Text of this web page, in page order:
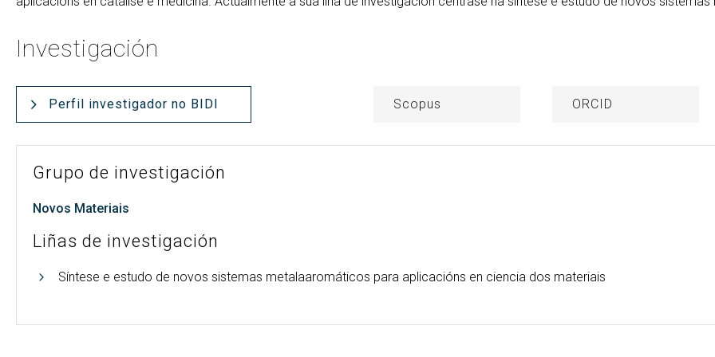
Investigación
Perfil investigador no BIDI Scopus ORCID
Grupo de investigación
Novos Materiais
Liñas de investigación
Síntese e estudo de novos sistemas metalaaromáticos para aplicacións en ciencia dos materiais